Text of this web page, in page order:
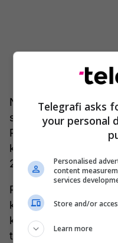
Ndryshe, seanca
shkurt 2020, kurse
Prishtinë, më 6 prill
kërkesat për hudhjen
2019 dhe
Pas ankesave të
kishte aprovuar
kthyer në rivendosje
të eliminohen
Telegrafi asks
your personal
Personalised
content
services
Store and/or
Learn more